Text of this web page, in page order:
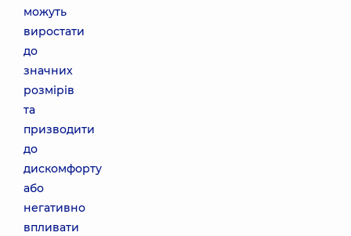
можуть
виростати
до
значних
розмірів
та
призводити
до
дискомфорту
або
негативно
впливати